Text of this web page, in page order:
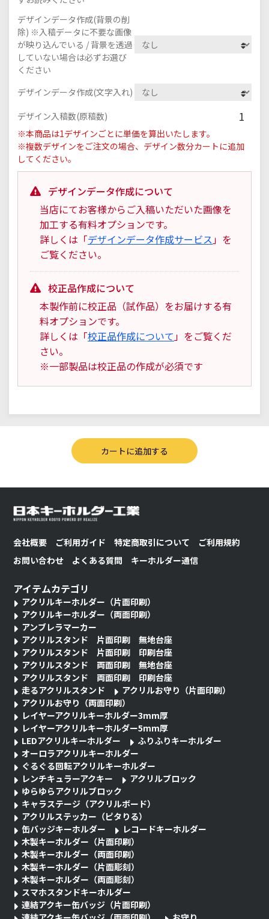
デザインデータ作成(背景の削
除) ※入稿データに不要な画像
が映り込んでいる / 背景を透過
していない場合は必ずお選び
ください
デザインデータ作成(文字入れ)
デザイン入稿数(原稿数) 1
※本商品は1デザインごとに単価を算出いたします。
※複数デザインをご注文の場合、デザイン数分カートに追加
してください。
デザインデータ作成について
当店にてお客様からご入稿いただいた画像を
加工する有料オプションです。
詳しくは「デザインデータ作成サービス」を
ご覧ください。
校正品作成について
本製作前に校正品（試作品）をお届けする有
料オプションです。
詳しくは「校正品作成について」をご覧くだ
さい。
※一部製品は校正品の作成が必須です
会社概要 ご利用ガイド 特定商取引について
ご利用規約
お問い合わせ
よくある質問 キーホルダー通信
アイテムカテゴリ
アクリルキーホルダー（片面印刷）
アクリルキーホルダー（両面印刷）
アンブレラマーカー
アクリルスタンド 片面印刷 無地台座
アクリルスタンド 片面印刷 印刷台座
アクリルスタンド 両面印刷 無地台座
アクリルスタンド 両面印刷 印刷台座
走るアクリルスタンド
アクリルお守り（片面印刷）
アクリルお守り（両面印刷）
レイヤーアクリルキーホルダー3mm厚
レイヤーアクリルキーホルダー5mm厚
LEDアクリルキーホルダー
ふりふりキーホルダー
オーロラアクリルキーホルダー
ぐるぐる回転アクリルキーホルダー
レンチキュラーアクキー
アクリルブロック
ゆらゆらアクリルブロック
キャラステージ（アクリルボード）
アクリルステッカー（ピタりる）
缶バッジキーホルダー
レコードキーホルダー
木製キーホルダー（片面印刷）
木製キーホルダー（両面印刷）
木製キーホルダー（片面彫刻）
木製キーホルダー（両面彫刻）
スマホスタンドキーホルダー
連結アクキー缶バッジ（片面印刷）